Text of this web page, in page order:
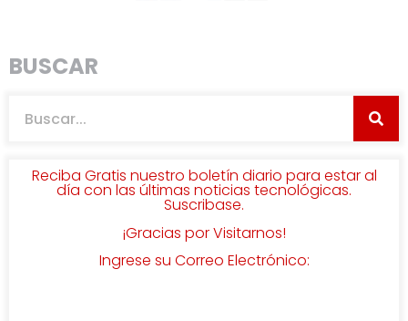
BUSCAR
Reciba Gratis nuestro boletín diario para estar al
día con las últimas noticias tecnológicas.
Suscribase.
¡Gracias por Visitarnos!
Ingrese su Correo Electrónico: